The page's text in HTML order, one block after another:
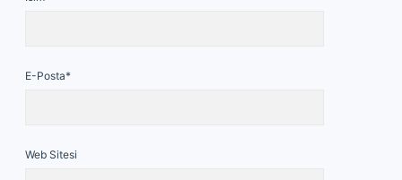
E-Posta*
Web Sitesi